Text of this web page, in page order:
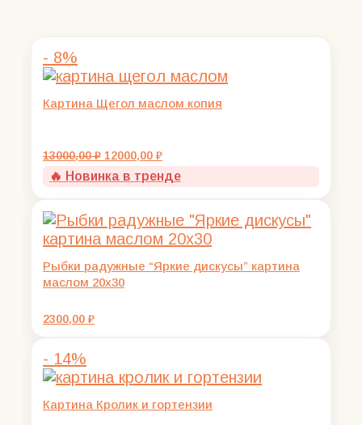
- 8%
Картина Щегол маслом копия
13000,00₽ Первоначальная
составляла
12000,00 ₽Текущая
12000,00 ₽.
🔥 Новинка в тренде
Рыбки радужные “Яркие дискусы” картина
маслом 20х30
2300,00 ₽
- 14%
Картина Кролик и гортензии